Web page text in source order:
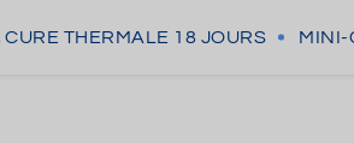
CURE THERMALE 18 JOURS MINI-